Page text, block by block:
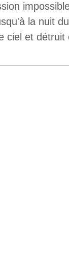
la nuit
ciel et